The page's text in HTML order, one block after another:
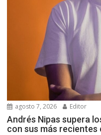
agosto 7, 2026 Editor
Andrés Nipas supera
con sus más recientes